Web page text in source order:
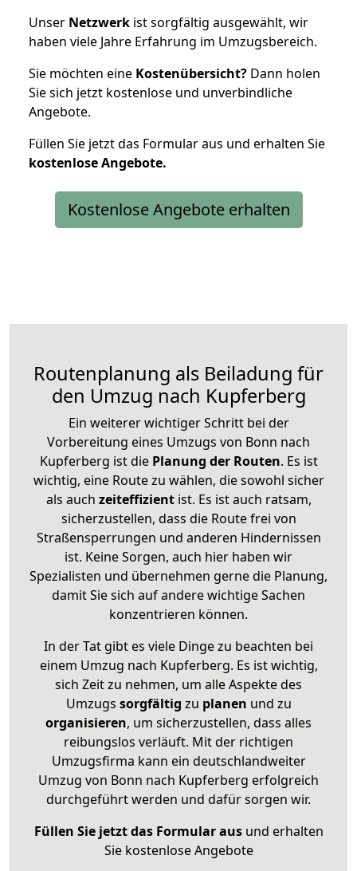
Unser Netzwerk ist sorgfältig ausgewählt, wir
haben viele Jahre Erfahrung im Umzugsbereich.
Sie möchten eine Kostenübersicht? Dann holen
Sie sich jetzt kostenlose und unverbindliche
Angebote.
Füllen Sie jetzt das Formular aus und erhalten Sie
kostenloseAngebote.
Kostenlose Angebote erhalten
Routenplanung als Beiladung für
den Umzug nach Kupferberg
Ein weiterer wichtiger Schritt bei der
Vorbereitung eines Umzugs von Bonn nach
Kupferberg ist diePlanung der Routen. Es ist
wichtig, eine Route zu wählen, die sowohl sicher
als auch zeiteffizientist. Es ist auch ratsam,
sicherzustellen, dass die Route frei von
Straßensperrungen und anderen Hindernissen
ist. Keine Sorgen, auch hier haben wir
Spezialisten und übernehmen gerne die Planung,
damit Sie sich auf andere wichtige Sachen
konzentrieren können.
In der Tat gibt es viele Dinge zu beachten bei
einem Umzug nach Kupferberg. Es ist wichtig,
sich Zeit zu nehmen, um alle Aspekte des
Umzugs sorgfältig zu planen und zu
organisieren, um sicherzustellen, dass alles
reibungslos verläuft. Mit der richtigen
Umzugsfirma kann ein deutschlandweiter
Umzug von Bonn nach Kupferberg erfolgreich
durchgeführt werden und dafür sorgen wir.
Füllen Sie jetzt das Formular ausund erhalten
Sie kostenlose Angebote